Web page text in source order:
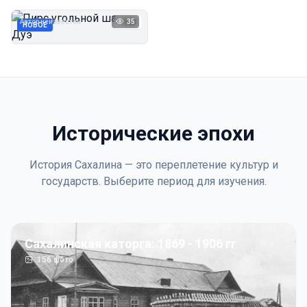
НОВОЕ 1923
Автор неизвестен 35
Исторические эпохи
История Сахалина — это переплетение культур и
государств. Выберите период для изучения.
Сахалинская каторга: 1869 - 1906 гг
156фото